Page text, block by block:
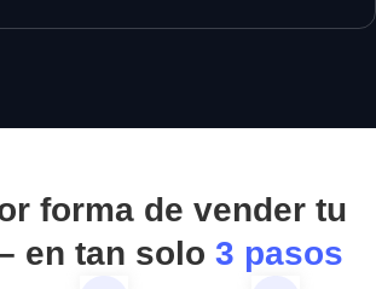
forma de vender tu
en tan solo 3 pasos